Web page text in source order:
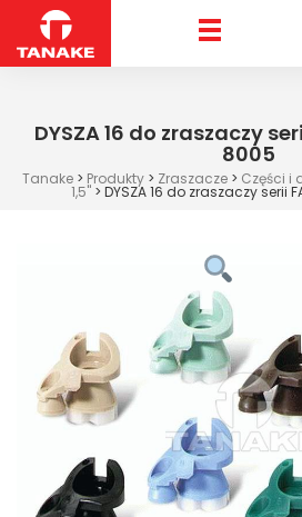
DYSZA 16 do zraszaczy
8005
Tanake> Produkty> Zraszacze> Części i
1,5" > DYSZA 16 do zraszaczy serii